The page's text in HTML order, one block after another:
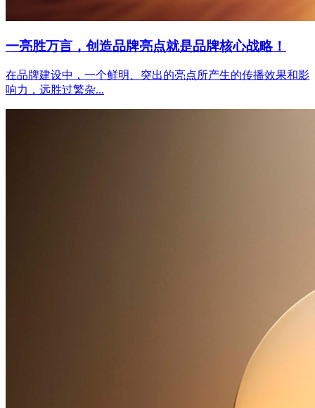
一亮胜万言，创造品牌亮点就是品牌核心战略！
在品牌建设中，一个鲜明、突出的亮点所产生的传播效果和影
响力，远胜过繁杂...